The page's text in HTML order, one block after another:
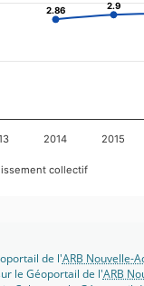
2.86
2.86 2.9
2.9
collectif
2014 2015
de l'ARB Nouvelle-
le Géoportail de l'ARB